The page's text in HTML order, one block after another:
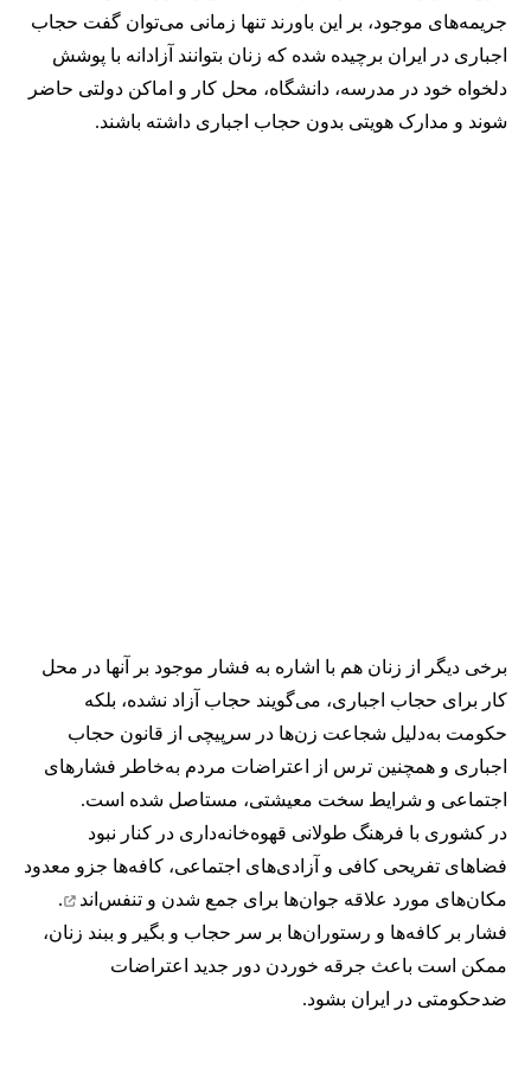
جریمه‌های موجود، بر این باورند تنها زمانی می‌توان گفت حجاب
اجباری در ایران برچیده شده که زنان بتوانند آزادانه با پوشش
دلخواه خود در مدرسه، دانشگاه، محل کار و اماکن دولتی حاضر
شوند و مدارک هویتی بدون حجاب اجباری داشته باشند.
برخی دیگر از زنان هم با اشاره به فشار موجود بر آنها در محل
کار برای حجاب اجباری، می‌گویند حجاب آزاد نشده، بلکه
حکومت به‌دلیل شجاعت زن‌ها در سرپیچی از قانون حجاب
اجباری و همچنین ترس از اعتراضات مردم به‌خاطر فشارهای
اجتماعی و شرایط سخت معیشتی، مستاصل شده است.
در کشوری با فرهنگ طولانی قهوه‌‌خانه‌داری در کنار نبود
فضاهای تفریحی کافی و آزادی‌های اجتماعی، کافه‌ها جزو معدود
مکان‌های مورد علاقه جوان‌ها برای جمع شدن و تنفس‌اند
.
فشار بر کافه‌ها و رستوران‌ها بر سر حجاب و بگیر و ببند زنان،
ممکن است باعث جرقه خوردن دور جدید اعتراضات
ضدحکومتی در ایران بشود.